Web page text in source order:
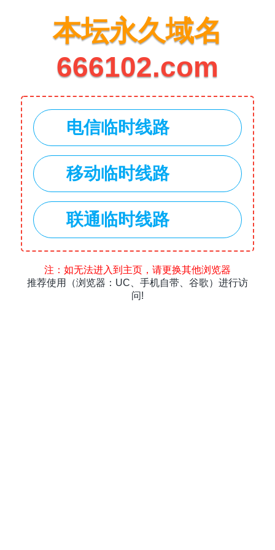
本坛永久域名
666102.com
电信临时线路
移动临时线路
联通临时线路
注：如无法进入到主页，请更换其他浏览器
推荐使用（浏览器：UC、手机自带、谷歌）进行访
问!